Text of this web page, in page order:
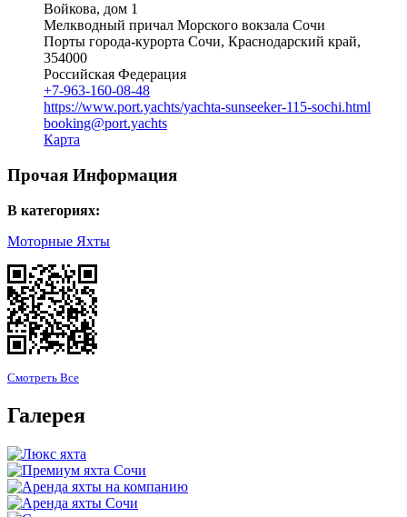
Войкова, дом 1
Мелкводный причал Морского вокзала Сочи
Порты города-курорта Сочи, Краснодарский край,
354000
Российская Федерация
+7-963-160-08-48
https://www.port.yachts/yachta-sunseeker-115-sochi.html
booking@port.yachts
Карта
Прочая Информация
В категориях:
Моторные Яхты
Смотреть Все
Галерея